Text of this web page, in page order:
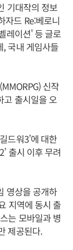
기대작의 정보
자드 Re:베로니
레이션' 등 글로
, 국내 게임사들
신작
고 출시일을 오
드워3’에 대한
출시 이후 무려
영상을 공개하
지역에 동시 출
는 모바일과 병
제공된다.